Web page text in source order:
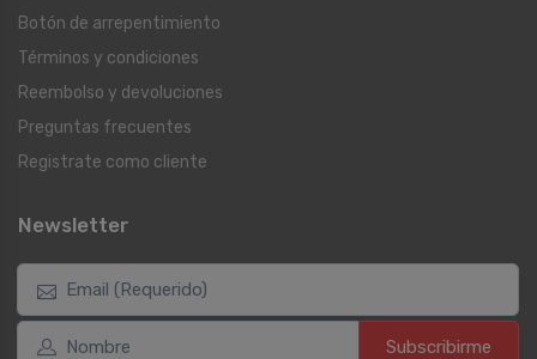
Botón de arrepentimiento
Términos y condiciones
Reembolso y devoluciones
Preguntas frecuentes
Registrate como cliente
Newsletter
Subscribirme